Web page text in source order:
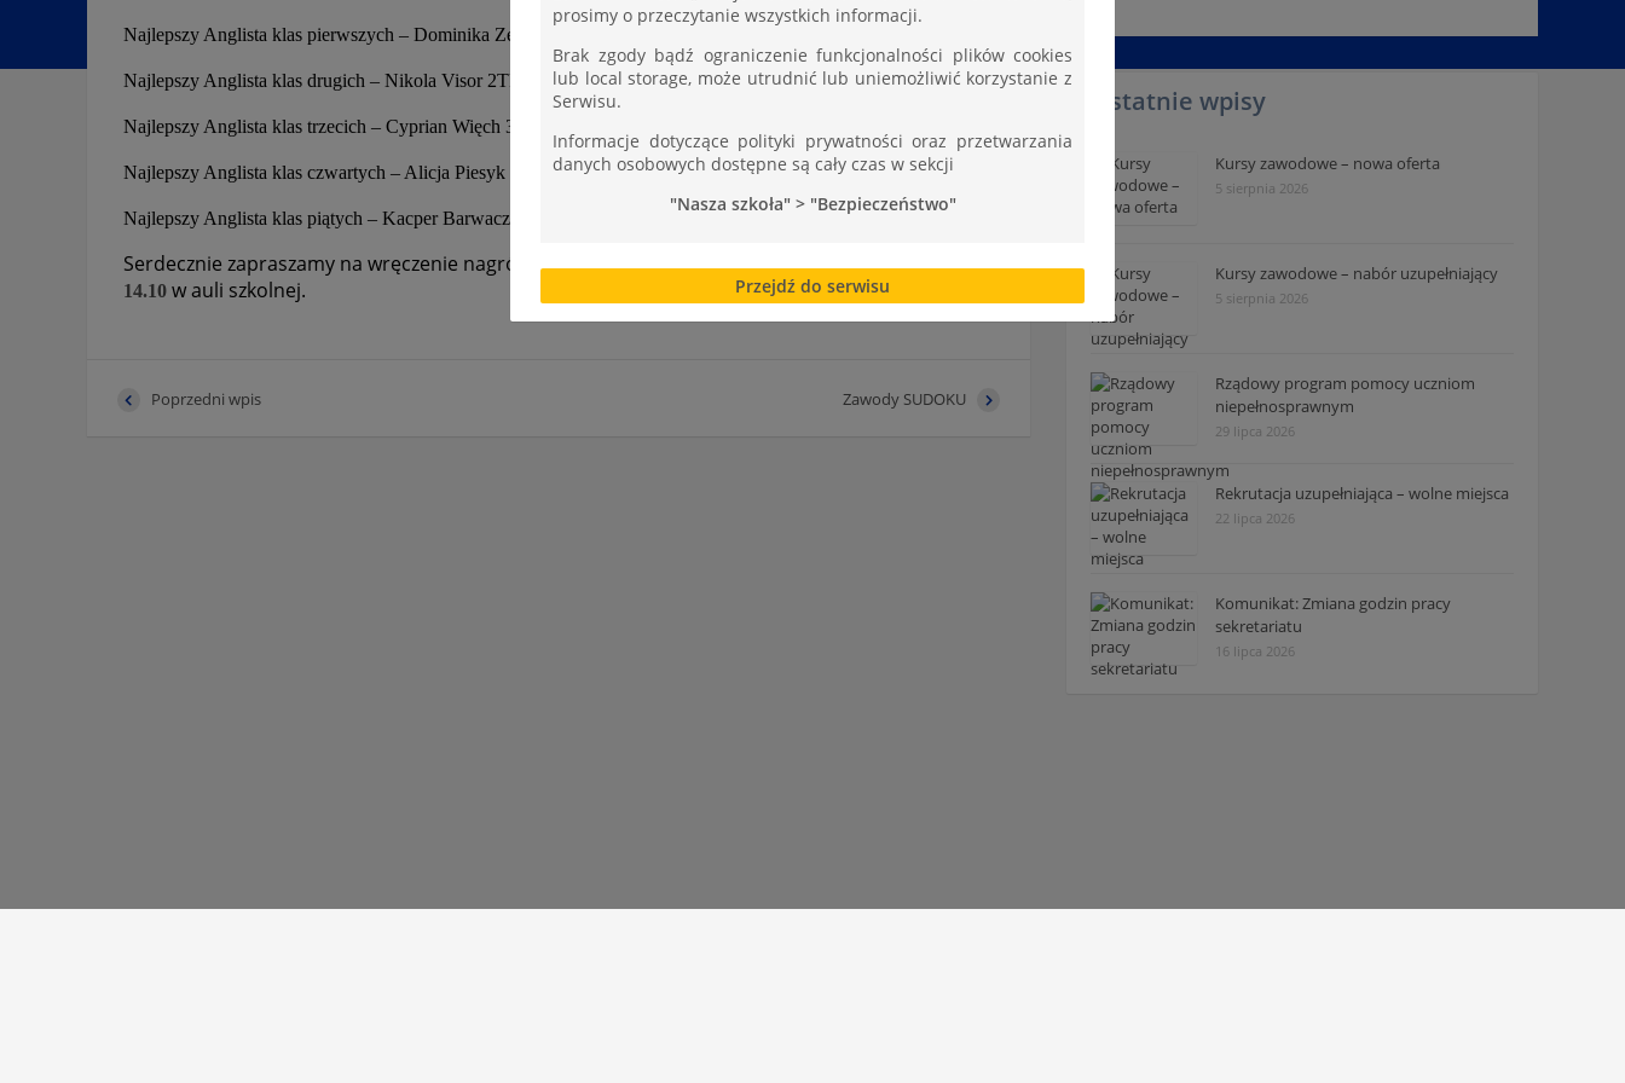
Najlepszy Anglista klas pierwszych – Dominika Zelek 1P
Najlepszy Anglista klas drugich – Nikola Visor 2TP
Najlepszy Anglista klas trzecich – Cyprian Więch 3 TAT
Najlepszy Anglista klas czwartych – Alicja Piesyk 4TF
Najlepszy Anglista klas piątych – Kacper Barwacz 5TF
Serdecznie zapraszamy na wręczenie nagród, które odbędzie się w środę13 marca o godz.
14.10 w auli szkolnej.
Poprzedni wpis Zawody SUDOKU
Ostatnie wpisy
Kursy zawodowe – nowa oferta
5 sierpnia 2026
Kursy zawodowe – nabór uzupełniający
5 sierpnia 2026
Rządowy program pomocy uczniom
niepełnosprawnym
29 lipca 2026
Rekrutacja uzupełniająca – wolne miejsca
22 lipca 2026
Komunikat: Zmiana godzin pracy
sekretariatu
16 lipca 2026
prosimy o przeczytanie wszystkich informacji.
Brak zgody bądź ograniczenie funkcjonalności plików cookies
lub local storage, może utrudnić lub uniemożliwić korzystanie z
Serwisu.
Informacje dotyczące polityki prywatności oraz przetwarzania
danych osobowych dostępne są cały czas w sekcji
"Nasza szkoła" > "Bezpieczeństwo"
Przejdź do serwisu